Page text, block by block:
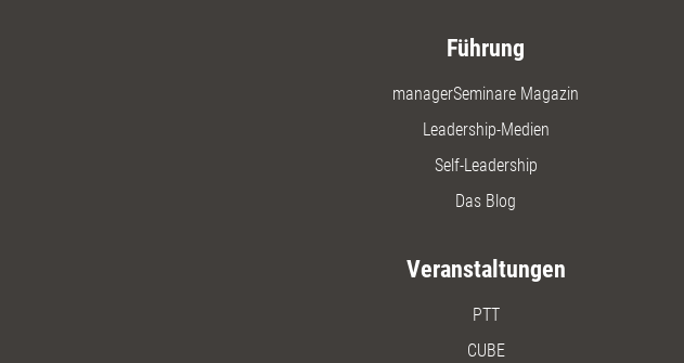
Führung
managerSeminare Magazin
Leadership-Medien
Self-Leadership
Das Blog
Veranstaltungen
PTT
CUBE